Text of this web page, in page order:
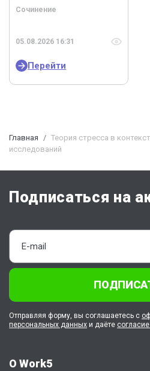
Сочинение
05.08.2026 16:31
Перейти
Главная
Теория стресса в
исследований
О Work5
Подписаться на
Отправляя форму, вы соглашаетесь с
персональных данных и даёте